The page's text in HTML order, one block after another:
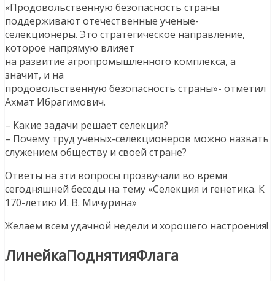
«Продовольственную безопасность страны
поддерживают отечественные ученые-
селекционеры. Это стратегическое направление,
которое напрямую влияет
на развитие агропромышленного комплекса, а
значит, и на
продовольственную безопасность страны»- отметил
Ахмат Ибрагимович.
– Какие задачи решает селекция?
– Почему труд ученых-селекционеров можно назвать
служением обществу и своей стране?
Ответы на эти вопросы прозвучали во время
сегодняшней беседы на тему «Селекция и генетика. К
170-летию И. В. Мичурина»
Желаем всем удачной недели и хорошего настроения!
ЛинейкаПоднятияФлага